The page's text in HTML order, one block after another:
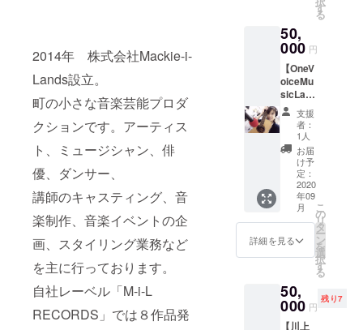
2014年 株式会社Mackie-i-
Lands設立。
町の小さな音楽芸能プロダ
クションです。アーティス
ト、ミュージシャン、俳
優、ダンサー、
講師のキャスティング、音
楽制作、音楽イベントの企
画、スタイリング業務など
を主に行っております。
自社レーベル「M-i-L
RECORDS」では８作品発
ceMusi
cLand
http://m
ackie-i-
lands.c
o.jp/ov
ml/閉じ
る
用
￥14,00
0（従来
の
￥1,000
ディス
カウン
ト適用/
税抜
き）
→￥4,0
00のデ
ポジッ
ト ※
コー
ス、受
講料は
こちら
をご覧
い
OneVoi
ceMusi
cLand
はこちらをご覧
ください
OneVoiceMusic
http://mackie-i-
lands.co.jp/ovm
l/閉じる
タジオ
レッス
ン （60
分 × 6
回） も
しくは
③オン
ライン
レッス
ン4回
（60分
×4回）
＋スタ
ジオ
レッス
ン3回
（60分
ceMusi
cLand
す
る
50,
000 円
【OneV
oiceMu
sicLand
からお
得なス
タジオ
レッス
ン予約
券】 内
容）ス
タジオ
レッス
ン 60分
×10回
場所）
cLand
スタジ
オ 東京
支援
者：
1人
お届
け予
定：
2020
年09
月
詳細を見る
こ
の
リ
タ
ー
ン
を
選
択
す
る
50,
000 円
残り7
【川上